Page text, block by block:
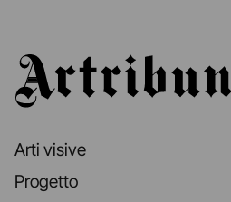
Artribune
Arti visive
Progetto